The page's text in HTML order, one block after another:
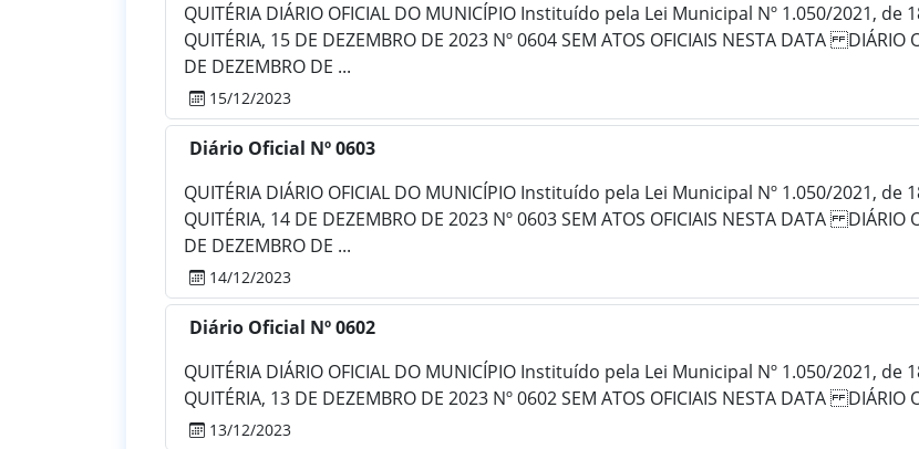
QUITÉRIA DIÁRIO OFICIAL DO MUNICÍPIO Instituído pela Lei Municipal Nº 1.050/2021, de
QUITÉRIA, 15 DE DEZEMBRO DE 2023 Nº 0604 SEM ATOS OFICIAIS NESTA DATA DIÁRIO
DE DEZEMBRO DE ...
15/12/2023
Diário Oficial Nº 0603
QUITÉRIA DIÁRIO OFICIAL DO MUNICÍPIO Instituído pela Lei Municipal Nº 1.050/2021, de
QUITÉRIA, 14 DE DEZEMBRO DE 2023 Nº 0603 SEM ATOS OFICIAIS NESTA DATA DIÁRIO
DE DEZEMBRO DE ...
14/12/2023
Diário Oficial Nº 0602
QUITÉRIA DIÁRIO OFICIAL DO MUNICÍPIO Instituído pela Lei Municipal Nº 1.050/2021, de
QUITÉRIA, 13 DE DEZEMBRO DE 2023 Nº 0602 SEM ATOS OFICIAIS NESTA DATA DIÁRIO
13/12/2023